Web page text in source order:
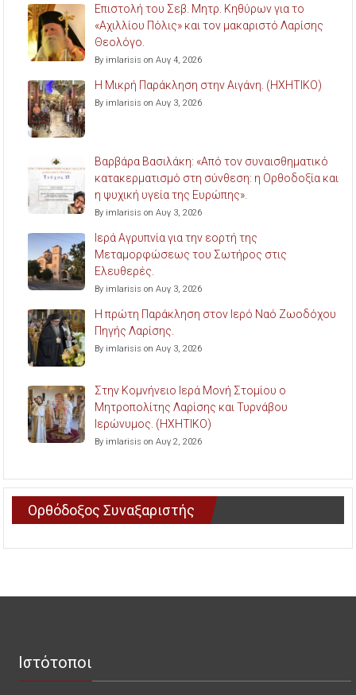
Επιστολή του Σεβ. Μητρ. Κηθύρων για το
«Αχιλλίου Πόλις» και τον μακαριστό Λαρίσης
Θεολόγο.
By imlarisis on Αυγ 4, 2026
Η Μικρή Παράκληση στην Αιγάνη. (ΗΧΗΤΙΚΟ)
By imlarisis on Αυγ 3, 2026
Βαρβάρα Βασιλάκη: «Από τον συναισθηματικό
κατακερματισμό στη σύνθεση: η Ορθοδοξία και
η ψυχική υγεία της Ευρώπης».
By imlarisis on Αυγ 3, 2026
Ιερά Αγρυπνία για την εορτή της
Μεταμορφώσεως του Σωτήρος στις
Ελευθερές.
By imlarisis on Αυγ 3, 2026
Η πρώτη Παράκληση στον Ιερό Ναό Ζωοδόχου
Πηγής Λαρίσης.
By imlarisis on Αυγ 3, 2026
Στην Κομνήνειο Ιερά Μονή Στομίου ο
Μητροπολίτης Λαρίσης και Τυρνάβου
Ιερώνυμος. (ΗΧΗΤΙΚΟ)
By imlarisis on Αυγ 2, 2026
Ορθόδοξος Συναξαριστής
Ιστότοποι